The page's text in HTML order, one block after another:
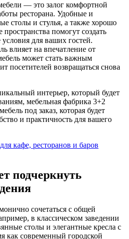
— это залог комфортной
ресторана. Удобные и
столы и стулья, а также хорошо
помогут создать
для ваших гостей.
влияет на впечатление от
может стать важным
посетителей возвращаться снова
интерьер, который будет
мебельная фабрика 3+2
под заказ, которая будет
и практичность для вашего
кафе, ресторанов и баров
подчеркнуть
сочетаться с общей
в классическом заведении
столы и элегантные кресла с
как современный городской